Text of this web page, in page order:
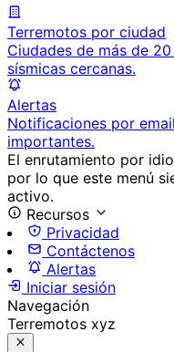
Terremotos por ciudad
Ciudades de más de
sísmicas cercanas.
Alertas
Notificaciones por
importantes.
El enrutamiento por
por lo que este menú
activo.
Recursos
Privacidad
Contáctenos
Alertas
Iniciar sesión
Navegación
Terremotos xyz